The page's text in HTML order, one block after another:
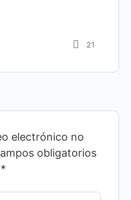
21
electrónico no
obligatorios
*